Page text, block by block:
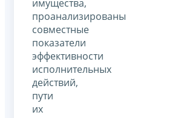
имущества,
проанализированы
совместные
показатели
эффективности
исполнительных
действий,
пути
их